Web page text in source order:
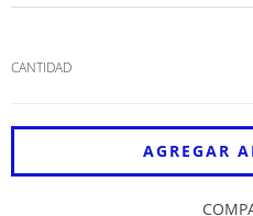
CANTIDAD